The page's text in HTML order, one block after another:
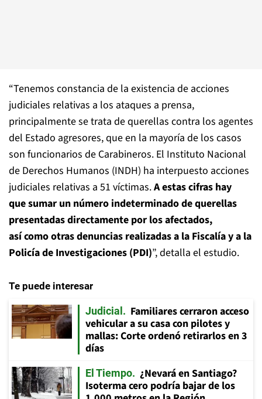
“Tenemos constancia de la existencia de acciones
judiciales relativas a los ataques a prensa,
principalmente se trata de querellas contra los agentes
del Estado agresores, que en la mayoría de los casos
son funcionarios de Carabineros. El Instituto Nacional
de Derechos Humanos (INDH) ha interpuesto acciones
judiciales relativas a 51 víctimas.A estas cifras hay
que sumar un número indeterminado de querellas
presentadas directamente por los afectados,
así como otras denuncias realizadas a la Fiscalía y a la
Policía de Investigaciones (PDI)”, detalla el estudio.
Te puede interesar
Judicial
Familiares cerraron acceso
vehicular a su casa con pilotes y
mallas: Corte ordenó retirarlos en 3
días
El Tiempo
¿Nevará en Santiago?
Isoterma cero podría bajar de los